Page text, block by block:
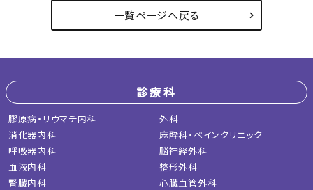
一覧ページへ戻る
診療科
膠原病・リウマチ内科
消化器内科
呼吸器内科
血液内科
腎臓内科
外科
麻酔科・ペインクリニック
脳神経外科
整形外科
心臓血管外科